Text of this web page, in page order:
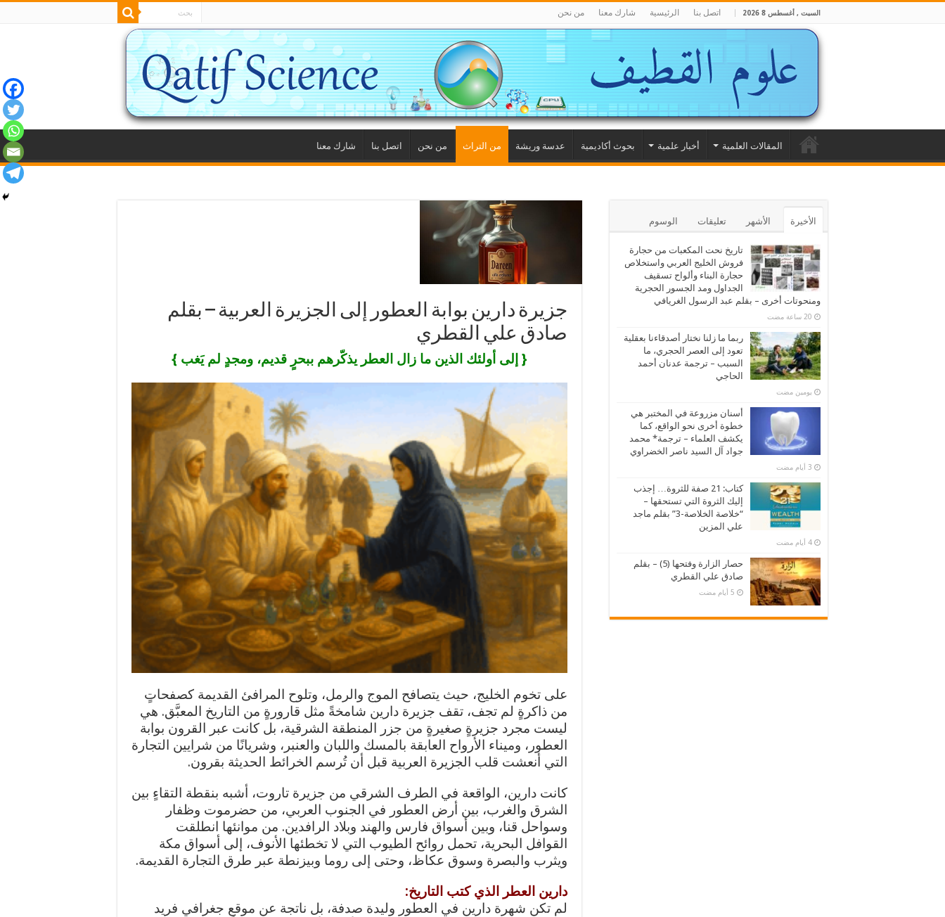
السبت , أغسطس 8 2026 اتصل بنا الرئيسية شارك معنا من نحن
المقالات العلمية أخبار علمية بحوث أكاديمية عدسة وريشة من التراث من نحن اتصل بنا شارك معنا
جزيرة دارين بوابة العطور إلى الجزيرة العربية – بقلم
صادق علي القطري
{ إلى أولئك الذين ما زال العطر يذكّرهم ببحرٍ قديم، ومجدٍ لم يَغب }
على تخوم الخليج، حيث يتصافح الموج والرمل، وتلوح المرافئ القديمة كصفحاتٍ
من ذاكرةٍ لم تجف، تقف جزيرة دارين شامخةً مثل قارورةٍ من التاريخ المعبَّق. هي
ليست مجرد جزيرةٍ صغيرةٍ من جزر المنطقة الشرقية، بل كانت عبر القرون بوابة
العطور، وميناء الأرواح العابقة بالمسك واللبان والعنبر، وشريانًا من شرايين التجارة
التي أنعشت قلب الجزيرة العربية قبل أن تُرسم الخرائط الحديثة بقرون.
كانت دارين، الواقعة في الطرف الشرقي من جزيرة تاروت، أشبه بنقطة التقاءٍ بين
الشرق والغرب، بين أرض العطور في الجنوب العربي، من حضرموت وظفار
وسواحل قنا، وبين أسواق فارس والهند وبلاد الرافدين. من موانئها انطلقت
القوافل البحرية، تحمل روائح الطيوب التي لا تخطئها الأنوف، إلى أسواق مكة
ويثرب والبصرة وسوق عكاظ، وحتى إلى روما وبيزنطة عبر طرق التجارة القديمة.
دارين العطر الذي كتب التاريخ:
لم تكن شهرة دارين في العطور وليدة صدفة، بل ناتجة عن موقعٍ جغرافي فريد
الأخيرة الأشهر تعليقات الوسوم
تاريخ نحت المكعبات من حجارة
فروش الخليج العربي واستخلاص
حجارة البناء وألواح تسقيف
الجداول ومد الجسور الحجرية
ومنحوتات أخرى – بقلم عبد الرسول الغريافي
ربما ما زلنا نختار أصدقاءنا بعقلية
تعود إلى العصر الحجري، ما
السبب – ترجمة عدنان أحمد
الحاجي
‏يومين مضت
أسنان مزروعة في المختبر هي
خطوة أخرى نحو الواقع، كما
يكشف العلماء – ترجمة* محمد
جواد آل السيد ناصر الخضراوي
كتاب: 21 صفة للثروة… إجذب
إليك الثروة التي تستحقها –
“خلاصة الخلاصة-3” بقلم ماجد
علي المزين
حصار الزارة وفتحها (5) – بقلم
صادق علي القطري